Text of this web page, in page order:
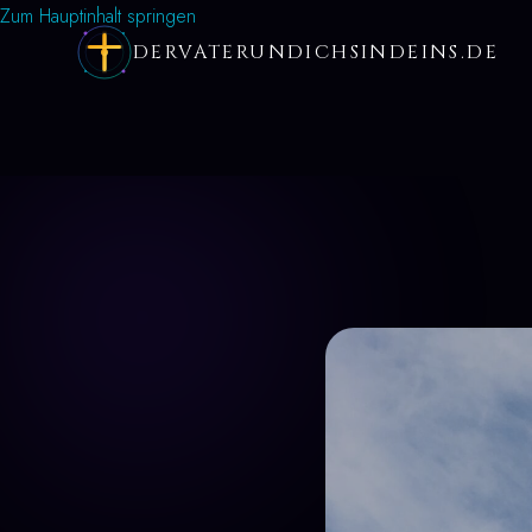
Zum Hauptinhalt springen
DERVATERUNDICHSINDEINS.DE